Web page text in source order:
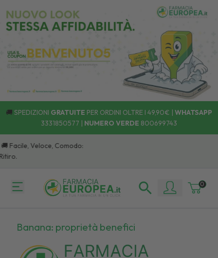
🚚 SPEDIZIONI GRATUITE PER ORDINI OLTRE I 49,90€ | WHATSAPP
3331850577 | NUMERO VERDE 800699743
Veloce, Comodo:
0
Banana: proprietà benefici